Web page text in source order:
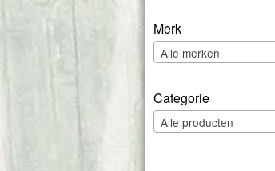
Merk
Alle merken
Categorie
Alle producten